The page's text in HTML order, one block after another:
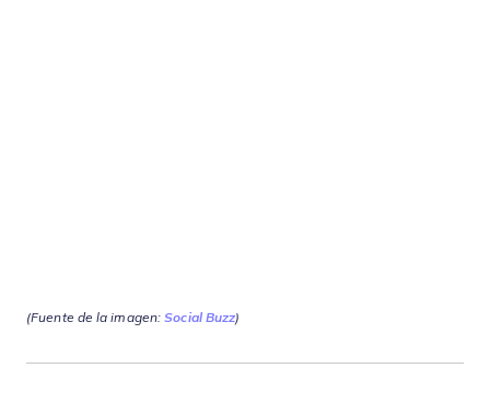
(Fuente de la imagen: Social Buzz)